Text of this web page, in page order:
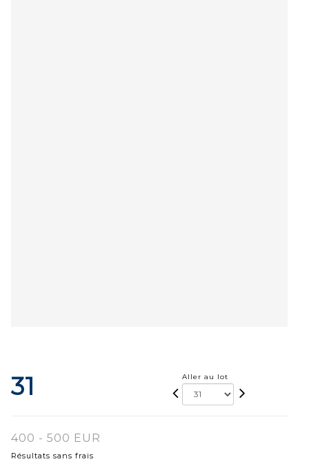
31 Aller au lot
400 - 500 EUR
Résultats sans frais